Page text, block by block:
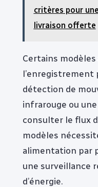
critères pour
livraison offerte
Certains
l’enregistrement
détection de
infrarouge ou
consulter le flux
modèles
alimentation par
une surveillance
d’énergie.